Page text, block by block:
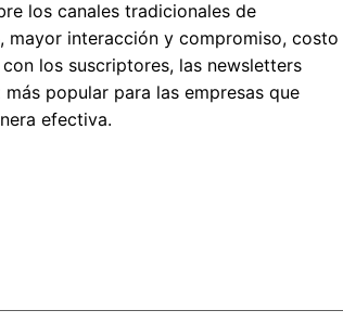
los canales tradicionales de
mayor interacción y compromiso, costo
los suscriptores, las newsletters
popular para las empresas que
efectiva.